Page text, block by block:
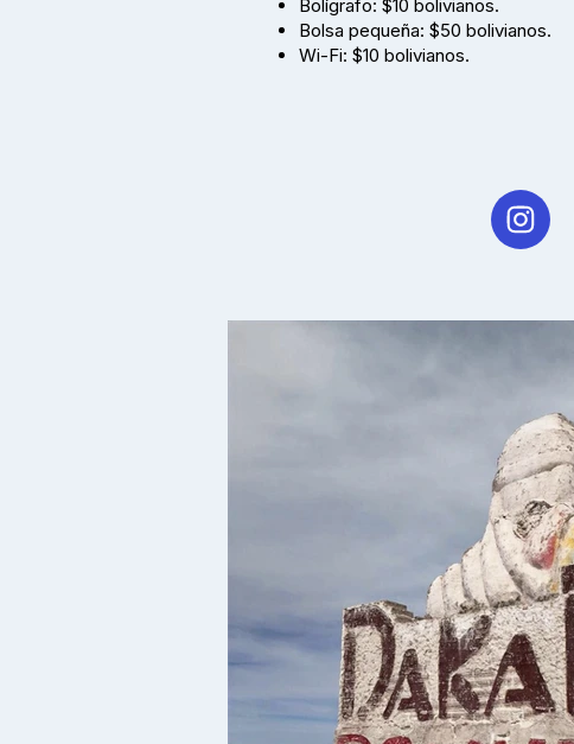
Bolígrafo: $10 bolivianos.
Bolsa pequeña: $50 bolivianos.
Wi-Fi: $10 bolivianos.